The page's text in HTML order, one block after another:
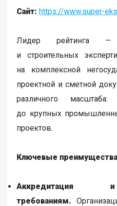
Сайт: https://www.super-
Лидер рейтинга —
и строительных
на комплексной
проектной и сметной
различного
до крупных
проектов.
Ключевые
Аккредитация
требованиям.